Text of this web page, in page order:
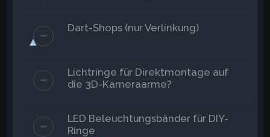
Dart-Shops (nur Verlinkung)
Lichtringe für Direktmontage auf
die 3D-Kameraarme?
LED Beleuchtungsbänder für DIY-
Ringe